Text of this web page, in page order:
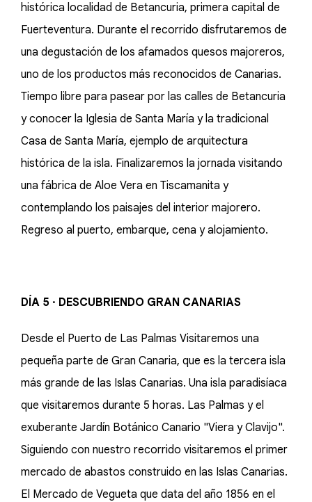
histórica localidad de Betancuria, primera capital de
Fuerteventura. Durante el recorrido disfrutaremos de
una degustación de los afamados quesos majoreros,
uno de los productos más reconocidos de Canarias.
Tiempo libre para pasear por las calles de Betancuria
y conocer la Iglesia de Santa María y la tradicional
Casa de Santa María, ejemplo de arquitectura
histórica de la isla. Finalizaremos la jornada visitando
una fábrica de Aloe Vera en Tiscamanita y
contemplando los paisajes del interior majorero.
Regreso al puerto, embarque, cena y alojamiento.
DÍA 5 · DESCUBRIENDO GRAN CANARIAS
Desde el Puerto de Las Palmas Visitaremos una
pequeña parte de Gran Canaria, que es la tercera isla
más grande de las Islas Canarias. Una isla paradisíaca
que visitaremos durante 5 horas. Las Palmas y el
exuberante Jardín Botánico Canario "Viera y Clavijo".
Siguiendo con nuestro recorrido visitaremos el primer
mercado de abastos construido en las Islas Canarias.
El Mercado de Vegueta que data del año 1856 en el